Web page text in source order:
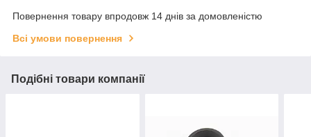
Повернення товару впродовж 14 днів за домовленістю
Всі умови повернення
Подібні товари компанії